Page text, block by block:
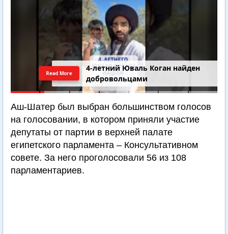
4-летний Юваль Коган найден
добровольцами
Read More
Аш-Шатер был выбран большинством голосов
на голосовании, в котором приняли участие
депутаты от партии в верхней палате
египетского парламента – Консультативном
совете. За него проголосовали 56 из 108
парламентариев.